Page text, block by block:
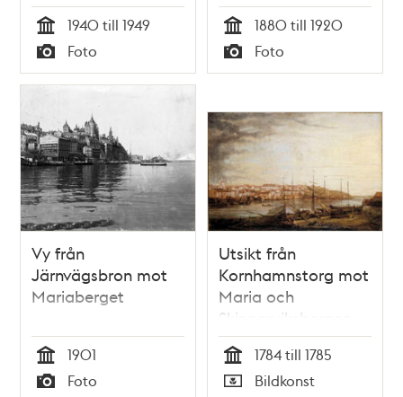
Tid
1940 till 1949
Typ
Foto Tid
1880 till 1920
Typ
Foto
Vy från
Järnvägsbron mot
Mariaberget
Tid
1901
Foto
Utsikt från
Kornhamnstorg mot
Maria och
Skinnarviksbergen
Tid
1784 till 1785
Bildkonst